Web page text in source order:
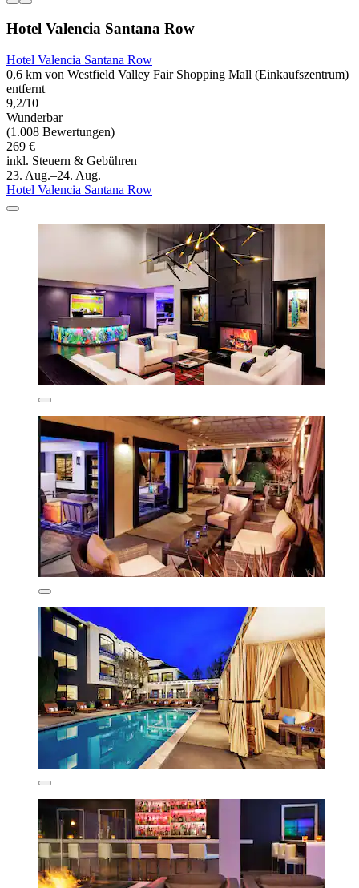
Hotel Valencia Santana Row
Hotel Valencia Santana Row
0,6 km von Westfield Valley Fair Shopping Mall (Einkaufszentrum)
entfernt
9,2/10
Wunderbar
(1.008 Bewertungen)
269 €
inkl. Steuern & Gebühren
23. Aug.–24. Aug.
Hotel Valencia Santana Row